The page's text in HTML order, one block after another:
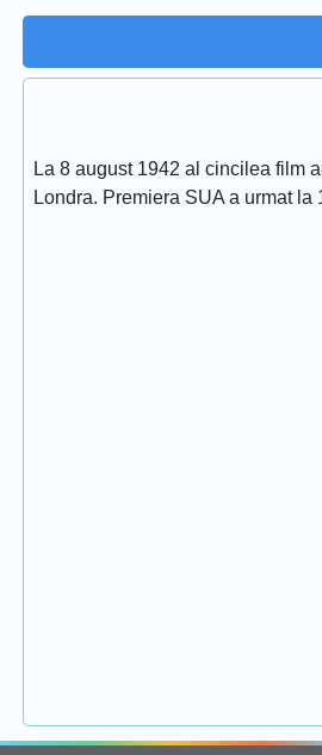
La 8 august 1942 al cincilea film
Londra. Premiera SUA a urmat la